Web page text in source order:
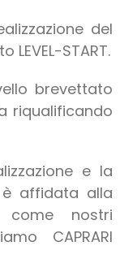
del
START.
brevettato
riqualificando
e la
è affidata alla
come nostri
CAPRARI